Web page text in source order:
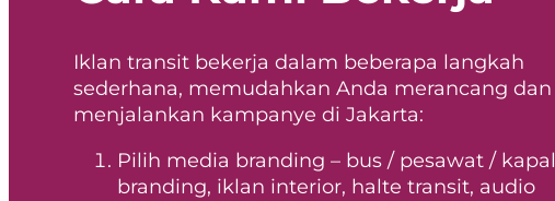
Iklan transit bekerja dalam beberapa langkah
sederhana, memudahkan Anda merancang dan
menjalankan kampanye di Jakarta:
Pilih media branding – bus / pesawat / kapal
branding, iklan interior, halte transit, audio